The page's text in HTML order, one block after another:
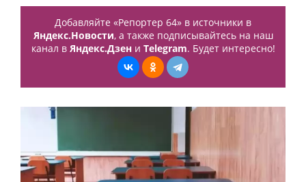
Добавляйте «Репортер 64» в источники в
Яндекс.Новости, а также подписывайтесь на наш
канал в Яндекс.Дзени Telegram. Будет интересно!